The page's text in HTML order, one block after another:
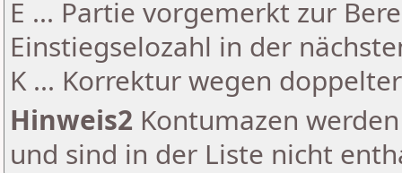
E ... Partie vorgemerkt zur
Einstiegselozahl in der
K ... Korrektur wegen
Hinweis2 Kontumazen
und sind in der Liste nicht